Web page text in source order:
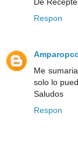
Respon
Me
solo lo
Saludos
Respon